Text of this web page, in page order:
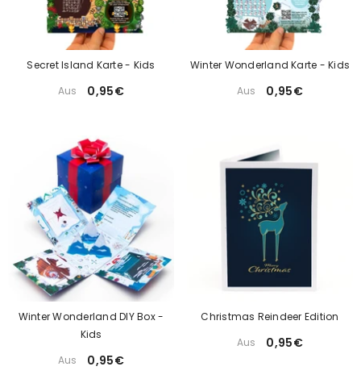
Secret Island Karte - Kids
Aus
0,95€
Winter Wonderland Karte - Kids
Aus
0,95€
Winter Wonderland DIY Box -
Kids
Aus
0,95€
Christmas Reindeer Edition
Aus
0,95€